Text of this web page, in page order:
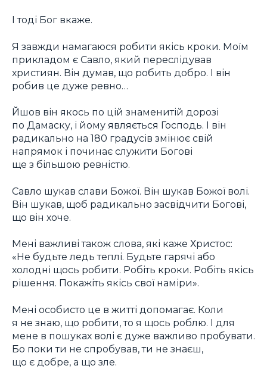
І тоді Бог вкаже.
Я завжди намагаюся робити якісь кроки. Моїм
прикладом є Савло, який переслідував
християн. Він думав, що робить добро. І він
робив це дуже ревно…
Йшов він якось по цій знаменитій дорозі
по Дамаску, і йому являється Господь. І він
радикально на 180 градусів змінює свій
напрямок і починає служити Богові
ще з більшою ревністю.
Савло шукав слави Божої. Він шукав Божої волі.
Він шукав, щоб радикально засвідчити Богові,
що він хоче.
Мені важливі також слова, які каже Христос:
«Не будьте ледь теплі. Будьте гарячі або
холодні щось робити. Робіть кроки. Робіть якісь
рішення. Покажіть якісь свої наміри».
Мені особисто це в житті допомагає. Коли
я не знаю, що робити, то я щось роблю. І для
мене в пошуках волі є дуже важливо пробувати.
Бо поки ти не спробував, ти не знаєш,
що є добре, а що зле.